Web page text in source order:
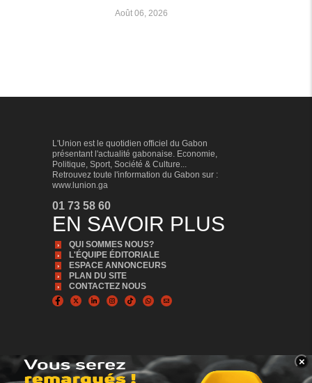
Août 06, 2026
BANNER_BAS
×
L'Union est le quotidien officiel du Gabon
présentant l'actualité gabonaise. Economie,
Politique, Sport, Société & Culture...
Retrouvez toute l'information du Gabon sur :
www.lunion.ga
01 73 58 60
EN SAVOIR PLUS
QUI SOMMES NOUS?
L'ÉQUIPE ÉDITORIALE
ESPACE ANNONCEURS
PLAN DU SITE
CONTACTEZ NOUS
© Copyright 2024, Tous droits réservés | L'Union est édité par la Sonapresse